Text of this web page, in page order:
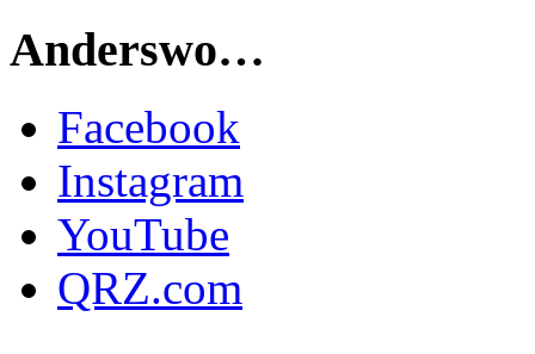
Anderswo…
Facebook
Instagram
YouTube
QRZ.com